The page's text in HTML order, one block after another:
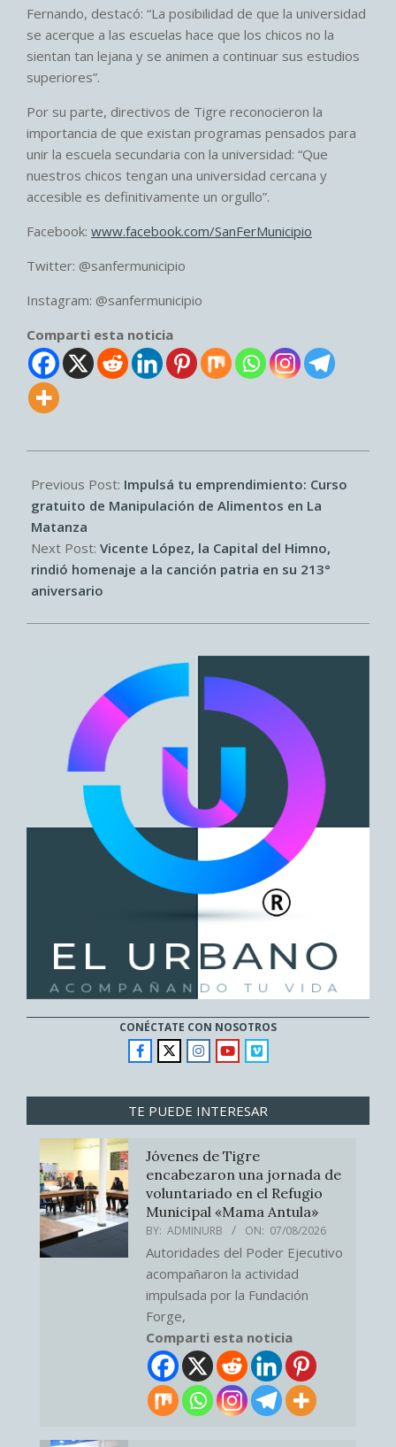
Fernando, destacó: “La posibilidad de que la universidad
se acerque a las escuelas hace que los chicos no la
sientan tan lejana y se animen a continuar sus estudios
superiores”.
Por su parte, directivos de Tigre reconocieron la
importancia de que existan programas pensados para
unir la escuela secundaria con la universidad: “Que
nuestros chicos tengan una universidad cercana y
accesible es definitivamente un orgullo”.
Facebook: www.facebook.com/SanFerMunicipio
Twitter: @sanfermunicipio
Instagram: @sanfermunicipio
Comparti esta noticia
05-
11
Previous Post: Impulsá tu emprendimiento: Curso
gratuito de Manipulación de Alimentos en La
Matanza
Next Post: Vicente López, la Capital del Himno,
rindió homenaje a la canción patria en su 213°
aniversario
CONÉCTATE CON NOSOTROS
TE PUEDE INTERESAR
Jóvenes de Tigre
encabezaron una jornada de
voluntariado en el Refugio
Municipal «Mama Antula»
BY: ADMINURB ON: 07/08/2026
Autoridades del Poder Ejecutivo
acompañaron la actividad
impulsada por la Fundación
Forge,
Comparti esta noticia